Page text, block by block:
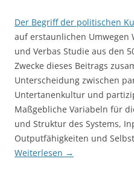
Der Begriff der politischen
auf erstaunlichen Umwegen
und Verbas Studie aus den
Zwecke dieses Beitrags
Unterscheidung zwischen
Untertanenkultur und
Maßgebliche Variabeln für
und Struktur des Systems,
Outputfähigkeiten und
Weiterlesen →